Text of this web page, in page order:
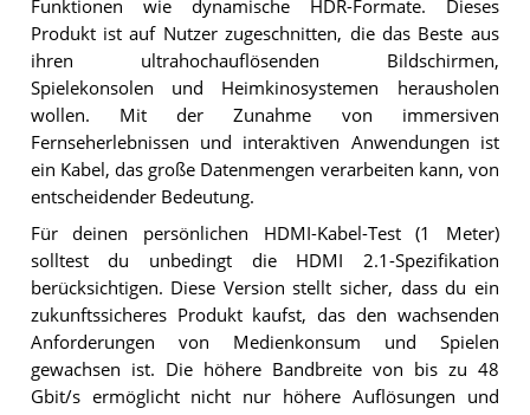
Funktionen wie dynamische HDR-Formate. Dieses
Produkt ist auf Nutzer zugeschnitten, die das Beste aus
ihren ultrahochauflösenden Bildschirmen,
Spielekonsolen und Heimkinosystemen herausholen
wollen. Mit der Zunahme von immersiven
Fernseherlebnissen und interaktiven Anwendungen ist
ein Kabel, das große Datenmengen verarbeiten kann, von
entscheidender Bedeutung.
Für deinen persönlichen HDMI-Kabel-Test (1 Meter)
solltest du unbedingt die HDMI 2.1-Spezifikation
berücksichtigen. Diese Version stellt sicher, dass du ein
zukunftssicheres Produkt kaufst, das den wachsenden
Anforderungen von Medienkonsum und Spielen
gewachsen ist. Die höhere Bandbreite von bis zu 48
Gbit/s ermöglicht nicht nur höhere Auflösungen und